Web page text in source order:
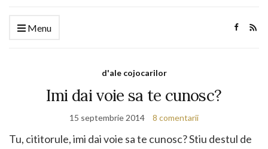
Menu
d'ale cojocarilor
Imi dai voie sa te cunosc?
15 septembrie 2014 8 comentarii
Tu, cititorule, imi dai voie sa te cunosc? Stiu destul de